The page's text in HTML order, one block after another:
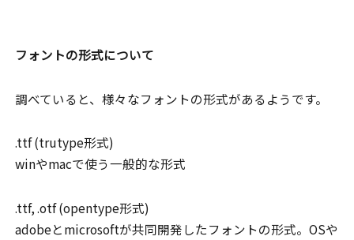
フォントの形式について
調べていると、様々なフォントの形式があるようです。
.ttf (trutype形式)
winやmacで使う一般的な形式
.ttf, .otf (opentype形式)
adobeとmicrosoftが共同開発したフォントの形式。OSや